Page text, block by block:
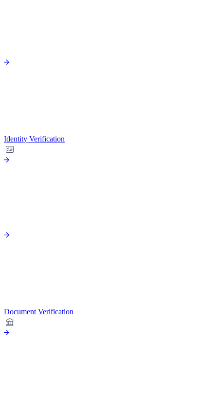
Identity Verification
Document Verification